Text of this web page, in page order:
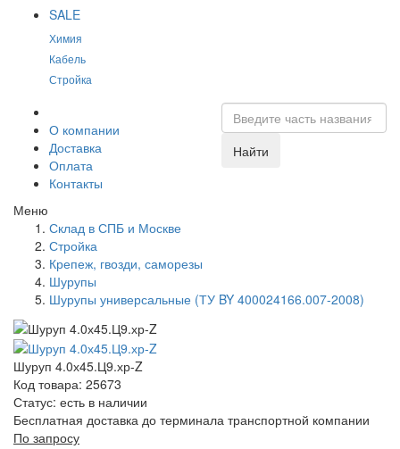
SALE
Химия
Кабель
Стройка
О компании
Доставка
Оплата
Контакты
Найти
Меню
Склад в СПБ и Москве
Стройка
Крепеж, гвозди, саморезы
Шурупы
Шурупы универсальные (ТУ BY 400024166.007-2008)
Шуруп 4.0х45.Ц9.хр-Z
Код товара: 25673
Статус: есть в наличии
Бесплатная доставка до терминала транспортной компании
По запросу